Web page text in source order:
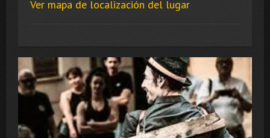
Ver mapa de localización del lugar